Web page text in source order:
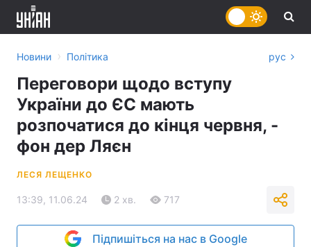
Новини › Політика рус
Переговори щодо вступу
України до ЄС мають
розпочатися до кінця червня, -
фон дер Ляєн
ЛЕСЯ ЛЕЩЕНКО
13:39, 11.06.24 2 хв. 717
Підпишіться на нас в Google